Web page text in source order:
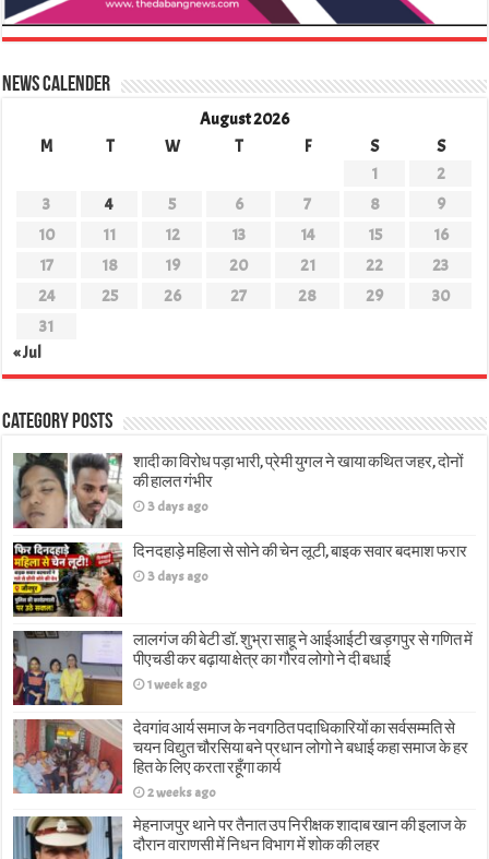
News Calender
August 2026
M
T W T F S
S
1
2
3
4 5 6 7 8
9
10
11 12 13 14 15
16
17
18 19 20 21 22
23
24
25 26 27 28 29
30
31
« Jul
Category Posts
शादी का विरोध पड़ा भारी, प्रेमी युगल ने खाया कथित जहर, दोनों
की हालत गंभीर
3 days ago
दिनदहाड़े महिला से सोने की चेन लूटी, बाइक सवार बदमाश फरार
3 days ago
लालगंज की बेटी डॉ. शुभ्रा साहू ने आईआईटी खड़गपुर से गणित में
पीएचडी कर बढ़ाया क्षेत्र का गौरव लोगो ने दी बधाई
1 week ago
देवगांव आर्य समाज के नवगठित पदाधिकारियों का सर्वसम्मति से
चयन विद्युत चौरसिया बने प्रधान लोगो ने बधाई कहा समाज के हर
हित के लिए करता रहूँगा कार्य
2 weeks ago
मेहनाजपुर थाने पर तैनात उप निरीक्षक शादाब खान की इलाज के
दौरान वाराणसी में निधन विभाग में शोक की लहर